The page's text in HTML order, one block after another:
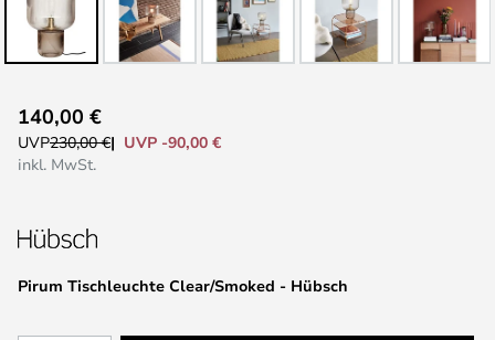
Anfang
der
Pirum Tischleuchte Clear/Smoked - Hübsch
140,00 €
UVP230,00 €
UVP -90,00 €
inkl. MwSt.